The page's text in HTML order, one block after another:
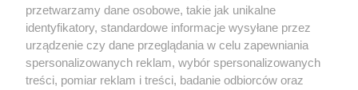
Kultura
przetwarzamy dane osobowe, takie jak unikalne
identyfikatory, standardowe informacje wysyłane przez
urządzenie czy dane przeglądania w celu zapewniania
spersonalizowanych reklam, wybór spersonalizowanych
treści, pomiar reklam i treści, badanie odbiorców oraz